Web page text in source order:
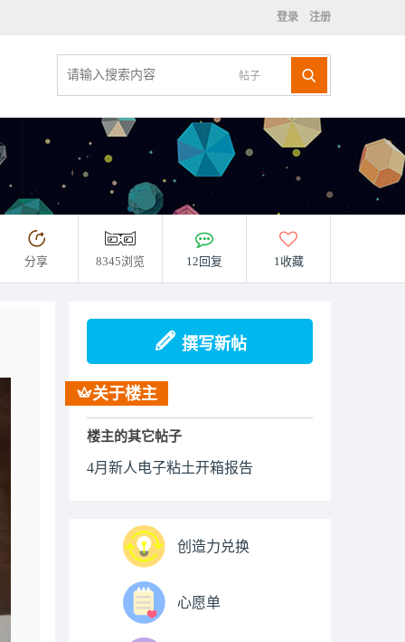
登录 注册
帖子
分享 8345浏览 12回复 1收藏
撰写新帖
关于楼主
楼主的其它帖子
4月新人电子粘土开箱报告
创造力兑换
心愿单